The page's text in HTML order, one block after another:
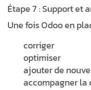
Étape 7 : Support et
Une fois Odoo en
corriger
optimiser
ajouter de
accompagner la